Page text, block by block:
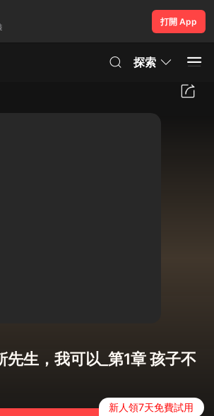
打開 App
探索
先生，我可以_第1章 孩子不
新人領7天免費試用